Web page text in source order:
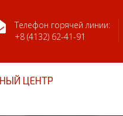
Телефон горячей линии:
+8 (4132) 62-41-91
ЦЕНТР